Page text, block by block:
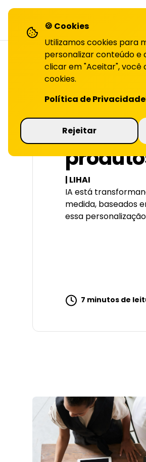
VOLTAR PARA O BLOG
| LIHAI
IA está
medida, baseados
essa
7 minutos de
🍪 Cookies
Utilizamos cookies para
personalizar conteúdo e
clicar em "Aceitar", você
cookies.
Política de Privacidade
Rejeitar